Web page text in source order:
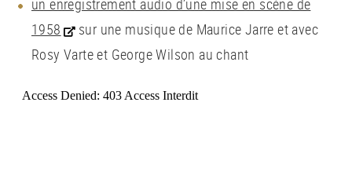
un enregistrement audio d’une mise en scène de
1958
sur une musique de Maurice Jarre et avec
Rosy Varte et George Wilson au chant